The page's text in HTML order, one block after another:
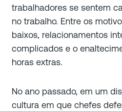
trabalhadores se sentem
no trabalho. Entre os
baixos, relacionamentos
complicados e o
horas extras.
No ano passado, em um
cultura em que chefes